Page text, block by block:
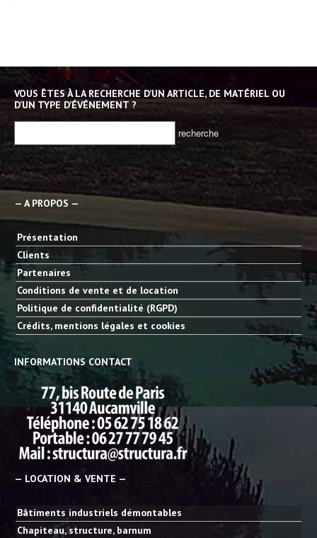
VOUS ÊTES À LA RECHERCHE D’UN ARTICLE, DE MATÉRIEL OU
D’UN TYPE D’ÉVÉNEMENT ?
— A PROPOS —
Présentation
Clients
Partenaires
Conditions de vente et de location
Politique de confidentialité (RGPD)
Crédits, mentions légales et cookies
INFORMATIONS CONTACT
— LOCATION & VENTE —
Bâtiments industriels démontables
Chapiteau, structure, barnum